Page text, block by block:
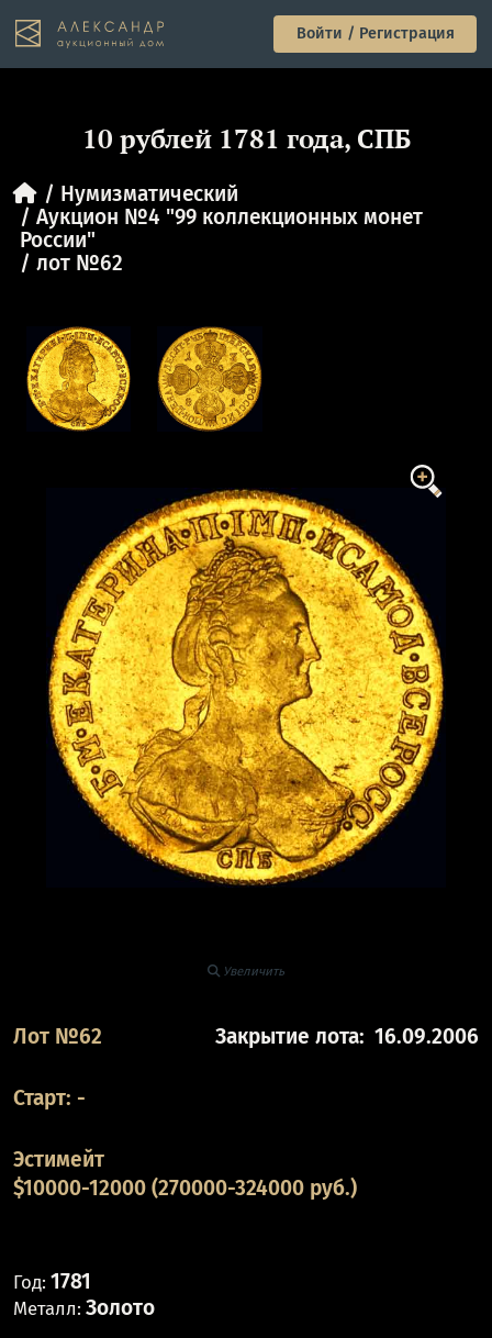
Войти / Регистрация
10 рублей 1781 года, СПБ
Нумизматический
Аукцион №4 "99 коллекционных монет
России"
лот №62
Увеличить
Лот №62 Закрытие лота: 16.09.2006
Старт: -
Эстимейт
$10000-12000 (270000-324000 руб.)
Год: 1781
Металл: Золото